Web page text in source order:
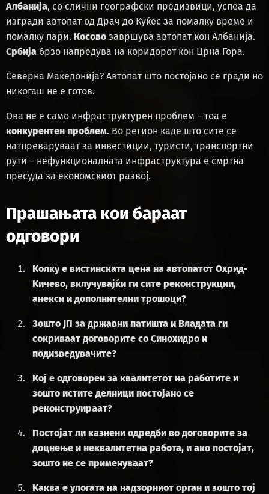
Албанија, со слични географски предизвици, успеа да
изгради автопат од Драч до Куќес за помалку време и
помалку пари. Косово завршува автопат кон Албанија.
Србија брзо напредува на коридорот кон Црна Гора.
Северна Македонија? Автопат што постојано се гради но
никогаш не е готов.
Ова не е само инфраструктурен проблем – тоа е
конкурентен проблем. Во регион каде што сите се
натпреваруваат за инвестиции, туристи, транспортни
рути – нефункционалната инфраструктура е смртна
пресуда за економскиот развој.
Прашањата кои бараат
одговори
Колку е вистинската цена на автопатот Охрид-
Кичево, вклучувајќи ги сите реконструкции,
анекси и дополнителни трошоци?
Зошто ЈП за државни патишта и Владата ги
сокриваат договорите со Синохидро и
подизведувачите?
Кој е одговорен за квалитетот на работите и
зошто истите делници постојано се
реконструираат?
Постојат ли казнени одредби во договорите за
доцнење и неквалитетна работа, и ако постојат,
зошто не се применуваат?
Каква е улогата на надзорниот орган и зошто тој